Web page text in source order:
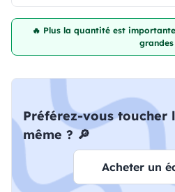
🔥 Plus la quantité est
grandes
Préférez-vous toucher
même ? 🔎
Acheter un